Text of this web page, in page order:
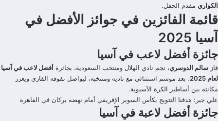
الكواري مقدم الحفل.
قائمة الفائزين في جوائز الأفضل في
آسيا 2025
جائزة أفضل لاعب في آسيا
فاز سالم الدوسري، نجم نادي الهلال ومنتخب السعودية، بجائزة أفضل لاعب في آسيا
لعام 2025
، بعد موسم استثنائي مع ناديه ومنتخبه، ليواصل تفوقه القاري ويعزز
مكانته بين أساطير الكرة الآسيوية.
علي جبر: هدفنا التتويج بكأس السوبر الإفريقي أمام نهضة بركان في القاهرة
جائزة أفضل لاعبة في آسيا